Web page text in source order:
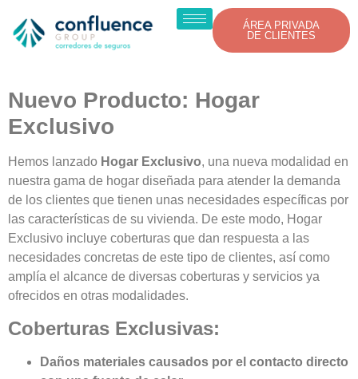
ÁREA PRIVADA
DE CLIENTES
Nuevo Producto: Hogar
Exclusivo
Hemos lanzado Hogar Exclusivo, una nueva modalidad en
nuestra gama de hogar diseñada para atender la demanda
de los clientes que tienen unas necesidades específicas por
las características de su vivienda. De este modo, Hogar
Exclusivo incluye coberturas que dan respuesta a las
necesidades concretas de este tipo de clientes, así como
amplía el alcance de diversas coberturas y servicios ya
ofrecidos en otras modalidades.
Coberturas Exclusivas:
Daños materiales causados por el contacto directo